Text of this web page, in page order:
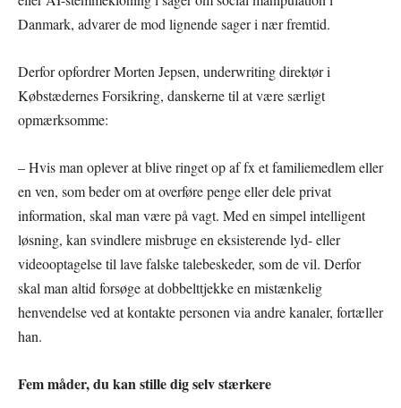
Danmark, advarer de mod lignende sager i nær fremtid.
Derfor opfordrer Morten Jepsen, underwriting direktør i
Købstædernes Forsikring, danskerne til at være særligt
opmærksomme:
– Hvis man oplever at blive ringet op af fx et familiemedlem eller
en ven, som beder om at overføre penge eller dele privat
information, skal man være på vagt. Med en simpel intelligent
løsning, kan svindlere misbruge en eksisterende lyd- eller
videooptagelse til lave falske talebeskeder, som de vil. Derfor
skal man altid forsøge at dobbelttjekke en mistænkelig
henvendelse ved at kontakte personen via andre kanaler, fortæller
han.
Fem måder, du kan stille dig selv stærkere